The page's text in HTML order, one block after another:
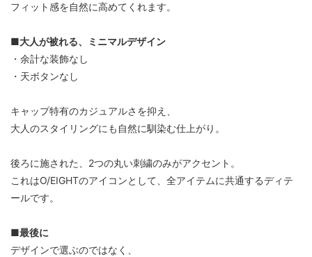
フィット感を自然に高めてくれます。
■大人が被れる、ミニマルデザイン
・余計な装飾なし
・天ボタンなし
キャップ特有のカジュアルさを抑え、
大人のスタイリングにも自然に馴染む仕上がり。
後ろに施された、2つの丸い刺繍のみがアクセント。
これはO/EIGHTのアイコンとして、全アイテムに共通するディテ
ールです。
■最後に
デザインで選ぶのではなく、